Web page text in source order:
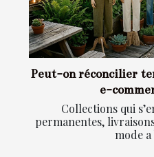
Peut-on réconcilier
e-
Collections qui
permanentes,
mode a